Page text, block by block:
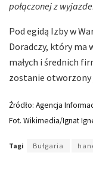
połączonej z
Pod egidą Izby w
Doradczy, który ma
małych i średnich
zostanie otworzony
Źródło: Agencja
Fot. Wikimedia/Ignat
Tagi Bułgaria